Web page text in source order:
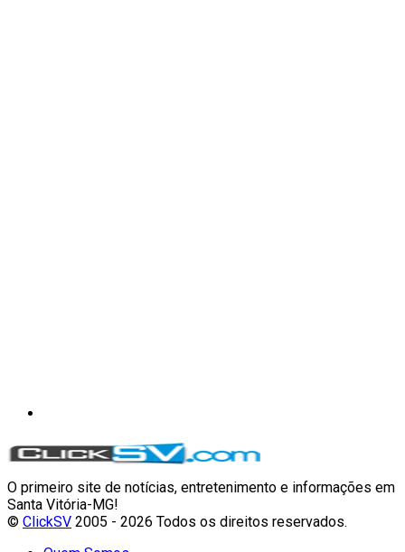
O primeiro site de notícias, entretenimento e informações em
Santa Vitória-MG!
© ClickSV 2005 - 2026 Todos os direitos reservados.